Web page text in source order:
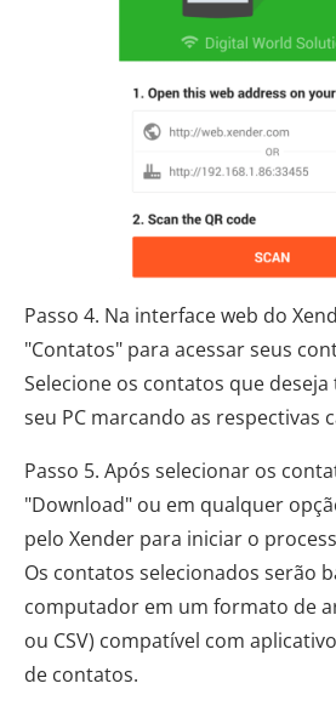
Passo 4. Na interface web do
"Contatos" para acessar seus
Selecione os contatos que
seu PC marcando as respectivas
Passo 5. Após selecionar os
"Download" ou em qualquer
pelo Xender para iniciar o
Os contatos selecionados serão
computador em um formato de
ou CSV) compatível com
de contatos.